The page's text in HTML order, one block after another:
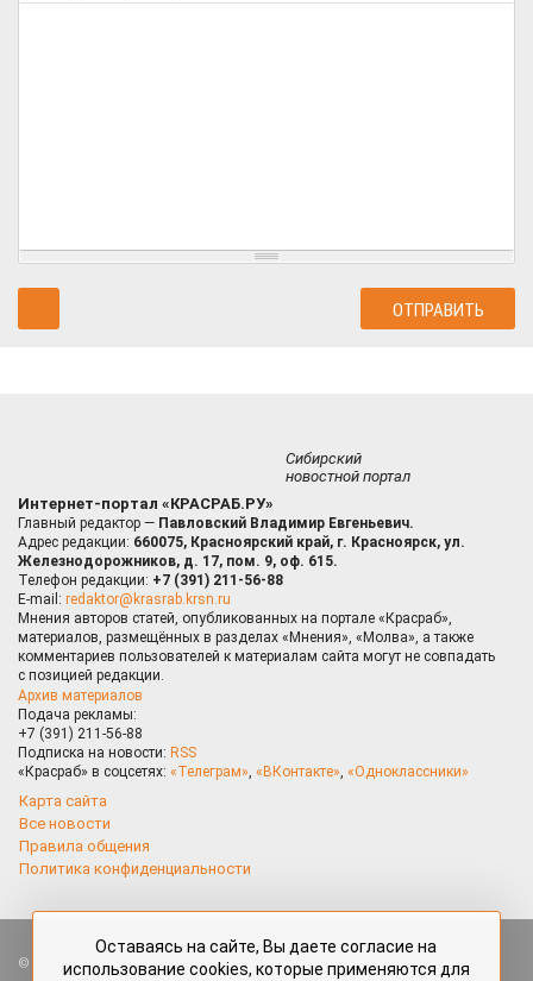
Сибирский
новостной портал
Интернет-портал «КРАСРАБ.РУ»
Главный редактор — Павловский Владимир Евгеньевич.
Адрес редакции: 660075, Красноярский край, г. Красноярск, ул.
Железнодорожников, д. 17, пом. 9, оф. 615.
Телефон редакции: +7 (391) 211-56-88
E-mail: redaktor@krasrab.krsn.ru
Мнения авторов статей, опубликованных на портале «Красраб»,
материалов, размещённых в разделах «Мнения», «Молва», а также
комментариев пользователей к материалам сайта могут не совпадать
с позицией редакции.
Архив материалов
Подача рекламы:
+7 (391) 211-56-88
Подписка на новости: RSS
«Красраб» в соцсетях: «Телеграм», «ВКонтакте», «Одноклассники»
Карта сайта
Все новости
Правила общения
Политика конфиденциальности
Все права защищены. Любые материалы, размещённые на портале
Оставаясь на сайте, Вы даете согласие на
использование cookies, которые применяются для